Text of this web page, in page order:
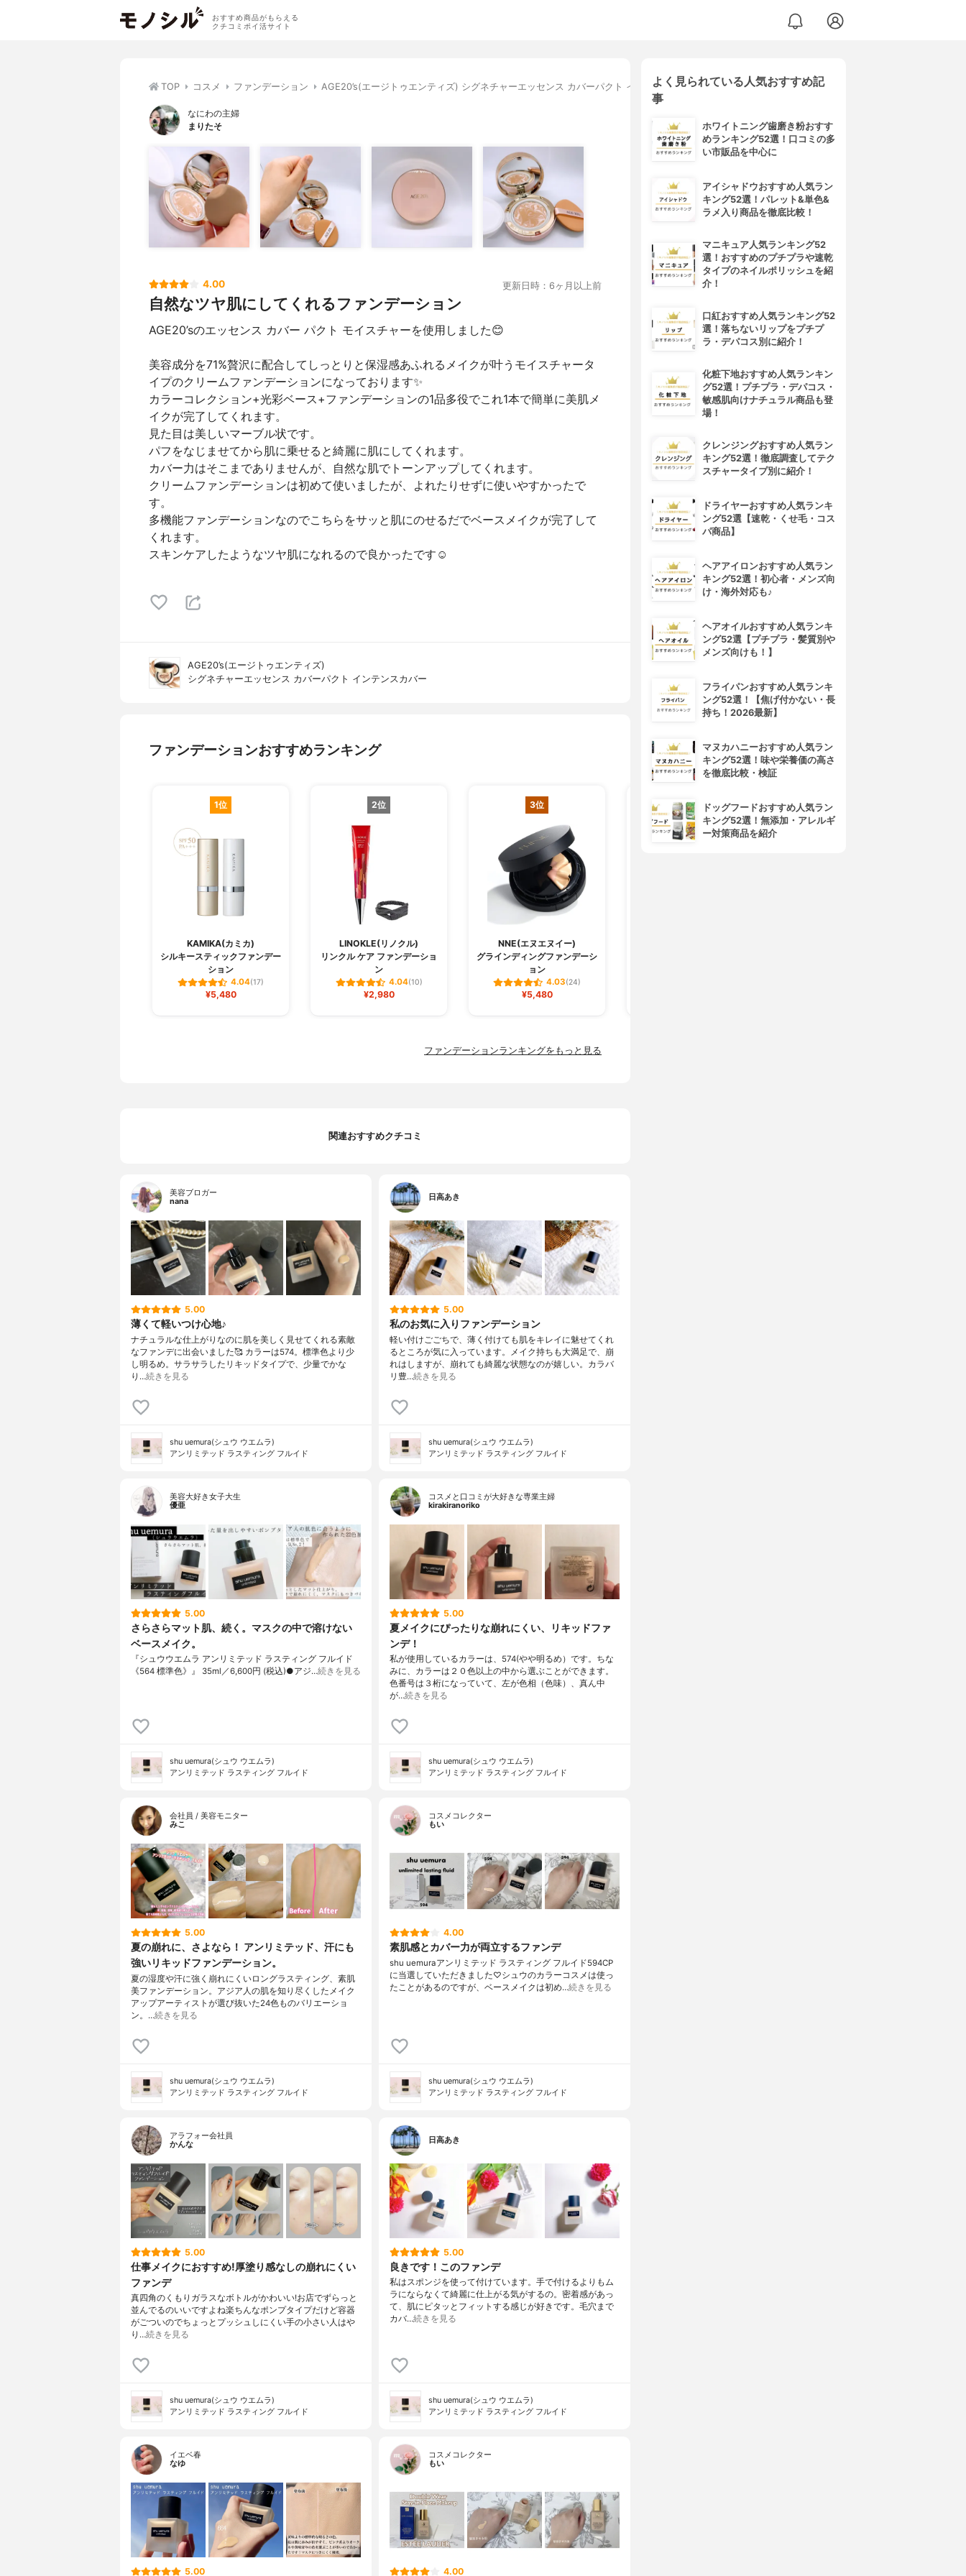
おすすめ商品がもらえる
クチコミポイ活サイト
TOP コスメ ファンデーション AGE20’s(エージトゥエンティズ) シグネチャーエッセンス カバーパクト インテンスカバー
なにわの主婦
まりたそ
4.00 更新日時：6ヶ月以上前
自然なツヤ肌にしてくれるファンデーション
AGE20’sのエッセンス カバー パクト モイスチャーを使用しました😊
美容成分を71%贅沢に配合してしっとりと保湿感あふれるメイクが叶うモイスチャータ
イプのクリームファンデーションになっております✨
カラーコレクション+光彩ベース+ファンデーションの1品多役でこれ1本で簡単に美肌メ
イクが完了してくれます。
見た目は美しいマーブル状です。
パフをなじませてから肌に乗せると綺麗に肌にしてくれます。
カバー力はそこまでありませんが、自然な肌でトーンアップしてくれます。
クリームファンデーションは初めて使いましたが、よれたりせずに使いやすかったで
す。
多機能ファンデーションなのでこちらをサッと肌にのせるだでベースメイクが完了して
くれます。
スキンケアしたようなツヤ肌になれるので良かったです☺️
AGE20’s(エージトゥエンティズ)
シグネチャーエッセンス カバーパクト インテンスカバー
ファンデーションおすすめランキング
1位
KAMIKA(カミカ)
シルキースティックファンデー
ション
4.04(17)
¥5,480
2位
LINOKLE(リノクル)
リンクル ケア ファンデーショ
ン
4.04(10)
¥2,980
3位
NNE(エヌエヌイー)
グラインディングファンデーシ
ョン
4.03(24)
¥5,480
4位
ファンデーションランキングをもっと見る
関連おすすめクチコミ
美容ブロガー
nana
5.00
薄くて軽いつけ心地♪
ナチュラルな仕上がりなのに肌を美しく見せてくれる素敵
なファンデに出会いました🥰 カラーは574。標準色より少
し明るめ。サラサラしたリキッドタイプで、少量でかな
り…続きを見る
shu uemura(シュウ ウエムラ)
アンリミテッド ラスティング フルイド
日高あき
5.00
私のお気に入りファンデーション
軽い付けごごちで、薄く付けても肌をキレイに魅せてくれ
るところが気に入っています。メイク持ちも大満足で、崩
れはしますが、崩れても綺麗な状態なのが嬉しい。カラバ
リ豊…続きを見る
shu uemura(シュウ ウエムラ)
アンリミテッド ラスティング フルイド
美容大好き女子大生
優亜
5.00
さらさらマット肌、続く。マスクの中で溶けない
ベースメイク。
『シュウウエムラ アンリミテッド ラスティング フルイド
《564 標準色》』 35ml／6,600円 (税込)●アジ…続きを見る
shu uemura(シュウ ウエムラ)
アンリミテッド ラスティング フルイド
コスメと口コミが大好きな専業主婦
kirakiranoriko
5.00
夏メイクにぴったりな崩れにくい、リキッドファ
ンデ！
私が使用しているカラーは、574(やや明るめ）です。ちな
みに、カラーは２０色以上の中から選ぶことができます。
色番号は３桁になっていて、左が色相（色味）、真ん中
が…続きを見る
shu uemura(シュウ ウエムラ)
アンリミテッド ラスティング フルイド
会社員 / 美容モニター
みこ
5.00
夏の崩れに、さよなら！ アンリミテッド、汗にも
強いリキッドファンデーション。
夏の湿度や汗に強く崩れにくいロングラスティング、素肌
美ファンデーション。アジア人の肌を知り尽くしたメイク
アップアーティストが選び抜いた24色ものバリエーショ
ン。…続きを見る
shu uemura(シュウ ウエムラ)
アンリミテッド ラスティング フルイド
コスメコレクター
もい
4.00
素肌感とカバー力が両立するファンデ
shu uemuraアンリミテッド ラスティング フルイド594CP
に当選していただきました♡シュウのカラーコスメは使っ
たことがあるのですが、ベースメイクは初め…続きを見る
shu uemura(シュウ ウエムラ)
アンリミテッド ラスティング フルイド
アラフォー会社員
かんな
5.00
仕事メイクにおすすめ!厚塗り感なしの崩れにくい
ファンデ
真四角のくもりガラスなボトルがかわいい!お店でずらっと
並んでるのいいですよね楽ちんなポンプタイプだけど容器
がごついのでちょっとプッシュしにくい手の小さい人はや
り…続きを見る
shu uemura(シュウ ウエムラ)
アンリミテッド ラスティング フルイド
日高あき
5.00
良きです！このファンデ
私はスポンジを使って付けています。手で付けるよりもム
ラにならなくて綺麗に仕上がる気がするの。密着感があっ
て、肌にピタッとフィットする感じが好きです。毛穴まで
カバ…続きを見る
shu uemura(シュウ ウエムラ)
アンリミテッド ラスティング フルイド
イエベ春
なゆ
5.00
コスメコレクター
もい
4.00
よく見られている人気おすすめ記
事
ホワイトニング歯磨き粉おすす
めランキング52選！口コミの多
い市販品を中心に
アイシャドウおすすめ人気ラン
キング52選！パレット&単色&
ラメ入り商品を徹底比較！
マニキュア人気ランキング52
選！おすすめのプチプラや速乾
タイプのネイルポリッシュを紹
介！
口紅おすすめ人気ランキング52
選！落ちないリップをプチプ
ラ・デパコス別に紹介！
化粧下地おすすめ人気ランキン
グ52選！プチプラ・デパコス・
敏感肌向けナチュラル商品も登
場！
クレンジングおすすめ人気ラン
キング52選！徹底調査してテク
スチャータイプ別に紹介！
ドライヤーおすすめ人気ランキ
ング52選【速乾・くせ毛・コス
パ商品】
ヘアアイロンおすすめ人気ラン
キング52選！初心者・メンズ向
け・海外対応も♪
ヘアオイルおすすめ人気ランキ
ング52選【プチプラ・髪質別や
メンズ向けも！】
フライパンおすすめ人気ランキ
ング52選！【焦げ付かない・長
持ち！2026最新】
マヌカハニーおすすめ人気ラン
キング52選！味や栄養価の高さ
を徹底比較・検証
ドッグフードおすすめ人気ラン
キング52選！無添加・アレルギ
ー対策商品を紹介